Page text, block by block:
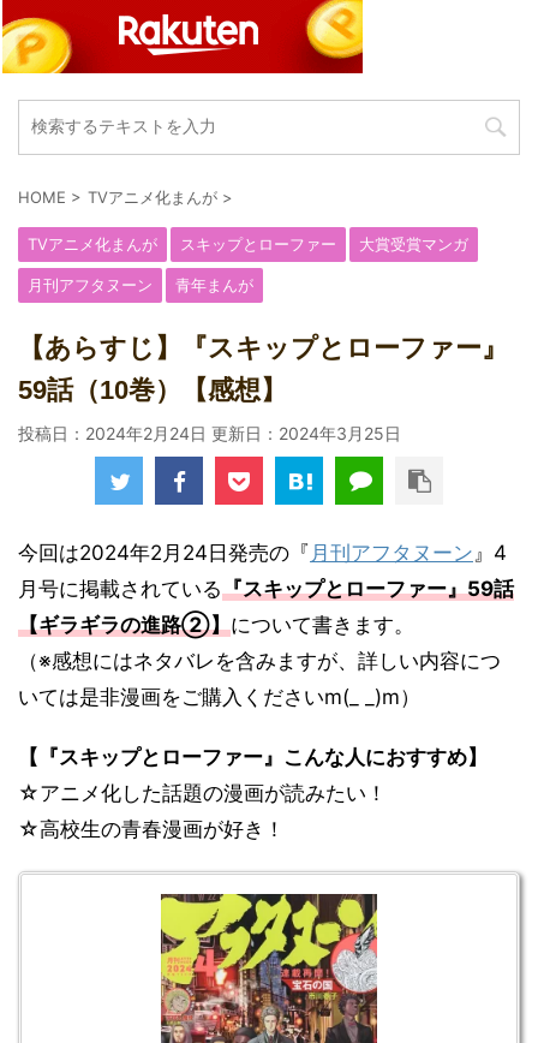
HOME > TVアニメ化まんが >
TVアニメ化まんが スキップとローファー 大賞受賞マンガ
月刊アフタヌーン 青年まんが
【あらすじ】『スキップとローファー』
59話（10巻）【感想】
投稿日：2024年2月24日 更新日： 2024年3月25日
今回は2024年2月24日発売の『 月刊アフタヌーン』4
月号に掲載されている『スキップとローファー』59話
【ギラギラの進路②】について書きます。
（※感想にはネタバレを含みますが、詳しい内容につ
いては是非漫画をご購入くださいm(_ _)m）
【『スキップとローファー』こんな人におすすめ】
☆アニメ化した話題の漫画が読みたい！
☆高校生の青春漫画が好き！